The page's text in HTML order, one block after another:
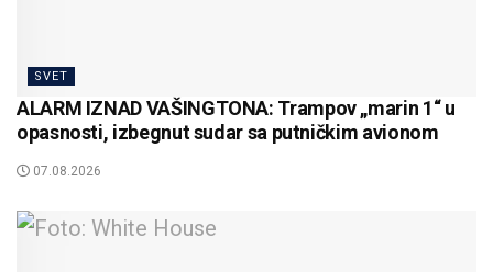
SVET
ALARM IZNAD VAŠINGTONA: Trampov „marin 1“ u
opasnosti, izbegnut sudar sa putničkim avionom
07.08.2026